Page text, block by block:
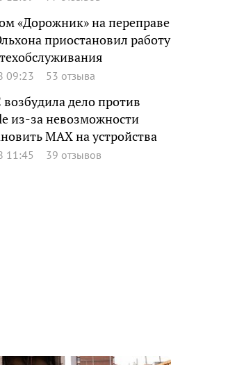
«Дорожник» на переправе
приостановил работу
09:23 53 отзыва
дело против
из-за невозможности
MAX на устройства
11:45 39 отзывов